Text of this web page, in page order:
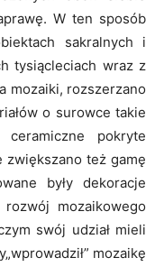
W ten sposób
sakralnych i
tysiącleciach wraz z
mozaiki, rozszerzano
o surowce takie
pokryte
zwiększano też gamę
były dekoracje
mozaikowego
swój udział mieli
mozaikę